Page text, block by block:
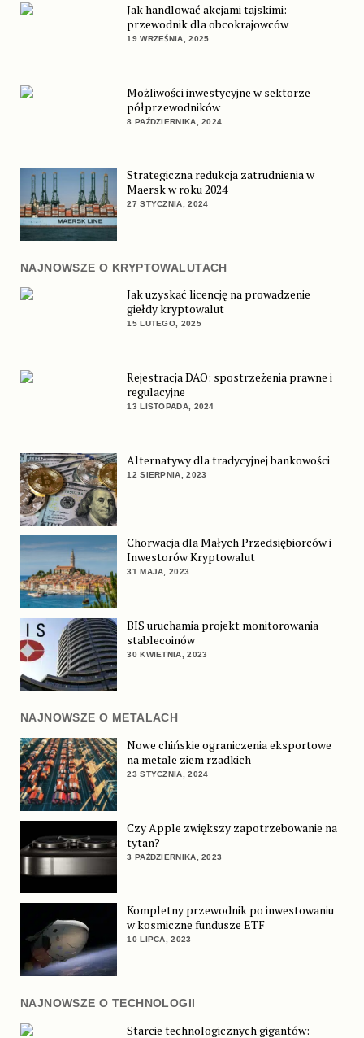
Jak handlować akcjami tajskimi:
przewodnik dla obcokrajowców
19 WRZEŚNIA, 2025
Możliwości inwestycyjne w sektorze
półprzewodników
8 PAŹDZIERNIKA, 2024
Strategiczna redukcja zatrudnienia w
Maersk w roku 2024
27 STYCZNIA, 2024
NAJNOWSZE O KRYPTOWALUTACH
Jak uzyskać licencję na prowadzenie
giełdy kryptowalut
15 LUTEGO, 2025
Rejestracja DAO: spostrzeżenia prawne i
regulacyjne
13 LISTOPADA, 2024
Alternatywy dla tradycyjnej bankowości
12 SIERPNIA, 2023
Chorwacja dla Małych Przedsiębiorców i
Inwestorów Kryptowalut
31 MAJA, 2023
BIS uruchamia projekt monitorowania
stablecoinów
30 KWIETNIA, 2023
NAJNOWSZE O METALACH
Nowe chińskie ograniczenia eksportowe
na metale ziem rzadkich
23 STYCZNIA, 2024
Czy Apple zwiększy zapotrzebowanie na
tytan?
3 PAŹDZIERNIKA, 2023
Kompletny przewodnik po inwestowaniu
w kosmiczne fundusze ETF
10 LIPCA, 2023
NAJNOWSZE O TECHNOLOGII
Starcie technologicznych gigantów: